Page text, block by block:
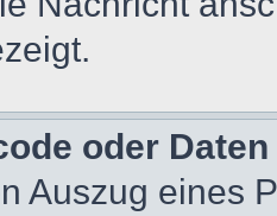
oder
Auszug eines